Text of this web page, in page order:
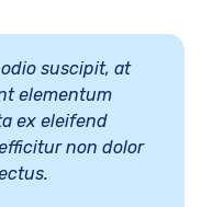
suscipit, at
elementum
ex eleifend
non dolor